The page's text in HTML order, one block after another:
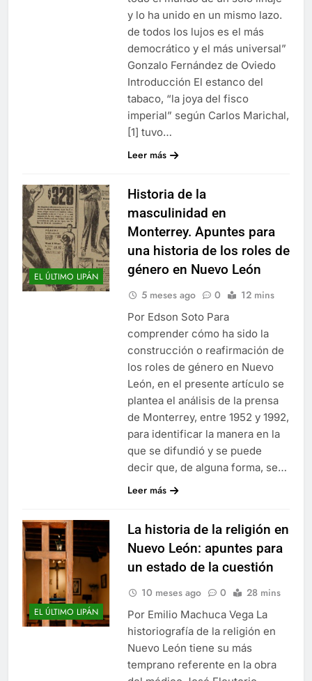
y lo ha unido en un mismo lazo.
de todos los lujos es el más
democrático y el más universal”
Gonzalo Fernández de Oviedo
Introducción El estanco del
tabaco, “la joya del fisco
imperial” según Carlos Marichal,
[1] tuvo…
Leer más
EL ÚLTIMO LIPÁN
Historia de la
masculinidad en
Monterrey. Apuntes para
una historia de los roles de
género en Nuevo León
5 meses ago 0 12 mins
Por Edson Soto Para
comprender cómo ha sido la
construcción o reafirmación de
los roles de género en Nuevo
León, en el presente artículo se
plantea el análisis de la prensa
de Monterrey, entre 1952 y 1992,
para identificar la manera en la
que se difundió y se puede
decir que, de alguna forma, se…
Leer más
EL ÚLTIMO LIPÁN
La historia de la religión en
Nuevo León: apuntes para
un estado de la cuestión
10 meses ago 0 28 mins
Por Emilio Machuca Vega La
historiografía de la religión en
Nuevo León tiene su más
temprano referente en la obra